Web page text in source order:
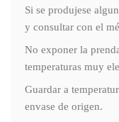
Si se produjese
y consultar con el
No exponer la
temperaturas muy
Guardar a
envase de origen.